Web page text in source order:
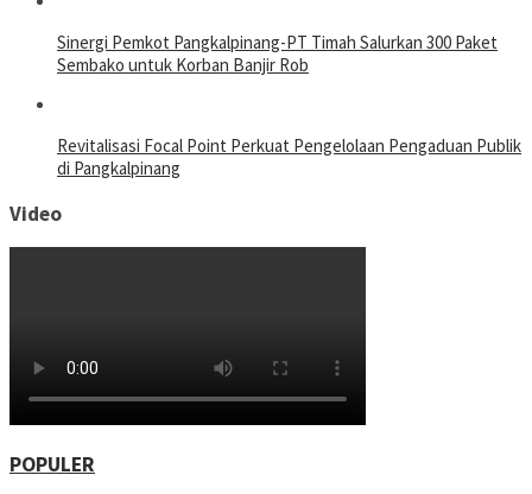
Sinergi Pemkot Pangkalpinang-PT Timah Salurkan 300 Paket
Sembako untuk Korban Banjir Rob
Revitalisasi Focal Point Perkuat Pengelolaan Pengaduan Publik
di Pangkalpinang
Video
POPULER